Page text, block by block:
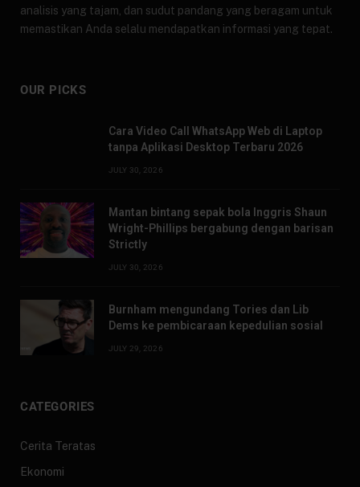
analisis yang tajam, dan sudut pandang yang beragam untuk
memastikan Anda selalu mendapatkan informasi yang tepat.
OUR PICKS
Cara Video Call WhatsApp Web di Laptop
tanpa Aplikasi Desktop Terbaru 2026
JULY 30, 2026
Mantan bintang sepak bola Inggris Shaun
Wright-Phillips bergabung dengan barisan
Strictly
JULY 30, 2026
Burnham mengundang Tories dan Lib
Dems ke pembicaraan kepedulian sosial
JULY 29, 2026
CATEGORIES
Cerita Teratas
Ekonomi